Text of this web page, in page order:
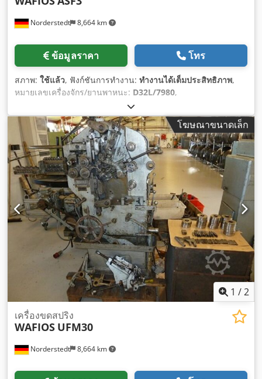
Norderstedt 8,664 km
ข้อมูลราคา โทร
สภาพ: ใช้แล้ว, ฟังก์ชันการทำงาน: ทำงานได้เต็มประสิทธิภาพ,
หมายเลขเครื่องจักร/ยานพาหนะ: D32L/7980,
โฆษณาขนาดเล็ก
1 /2
Norderstedt 8,664 km
เครื่องขดสปริง
WAFIOS UFM30